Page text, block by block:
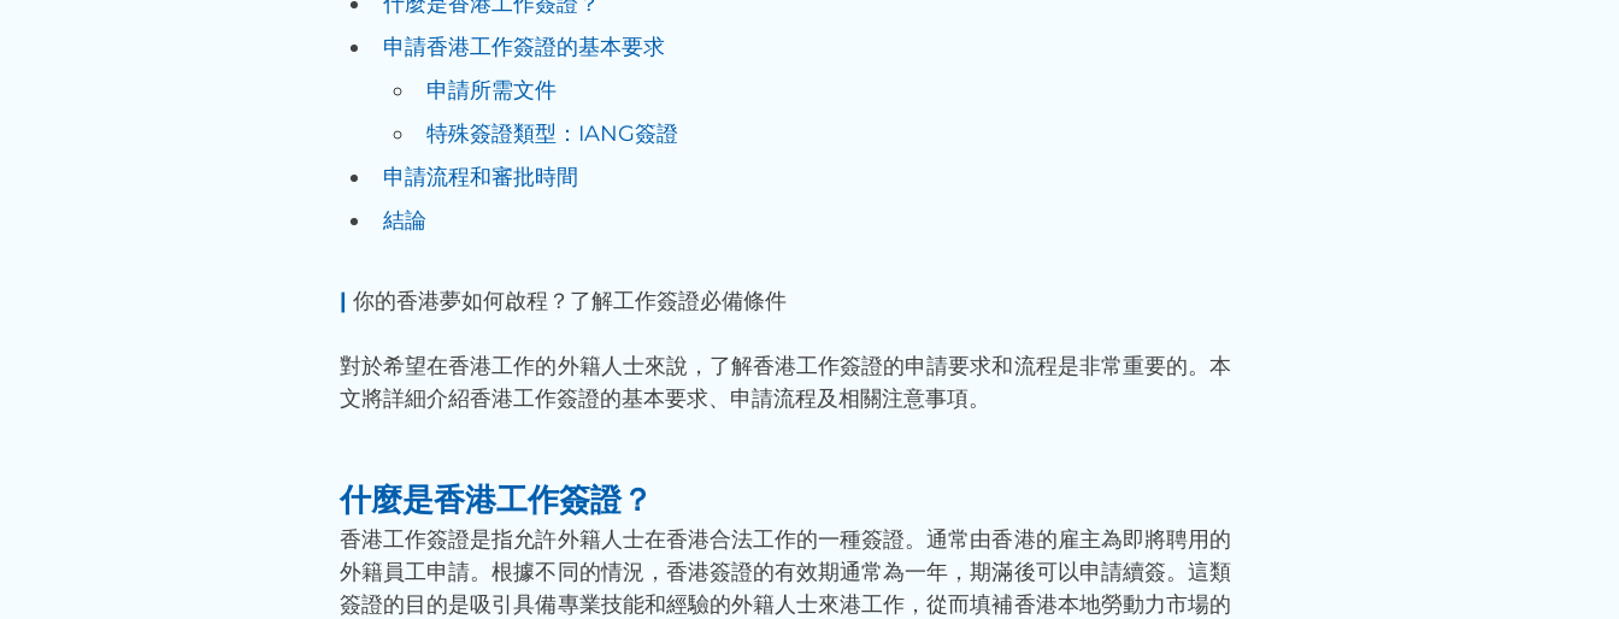
申請香港工作簽證的基本要求
申請所需文件
特殊簽證類型：IANG簽證
申請流程和審批時間
結論
| 你的香港夢如何啟程？了解工作簽證必備條件
對於希望在香港工作的外籍人士來說，了解香港工作簽證的申請要求和流程是非常重要的。本
文將詳細介紹香港工作簽證的基本要求、申請流程及相關注意事項。
什麼是香港工作簽證？
香港工作簽證是指允許外籍人士在香港合法工作的一種簽證。通常由香港的雇主為即將聘用的
外籍員工申請。根據不同的情況，香港簽證的有效期通常為一年，期滿後可以申請續簽。這類
簽證的目的是吸引具備專業技能和經驗的外籍人士來港工作，從而填補香港本地勞動力市場的